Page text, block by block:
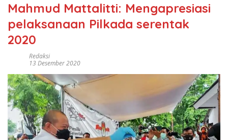
Mahmud Mattalitti: Mengapresiasi
pelaksanaan Pilkada serentak
2020
Redaksi
13 Desember 2020